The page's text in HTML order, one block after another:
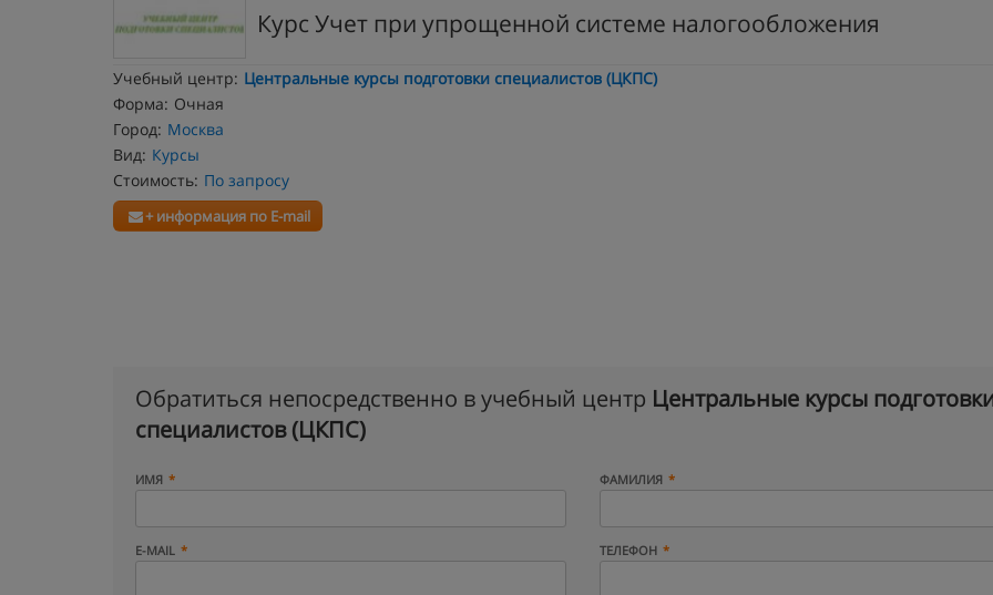
Курс Учет при упрощенной системе налогообложения
Учебный центр: Центральные курсы подготовки специалистов (ЦКПС)
Форма: Очная
Город: Москва
Вид: Курсы
Стоимость: По запросу
+ информация по E-mail
Обратиться непосредственно в учебный центр Центральные курсы
специалистов (ЦКПС)
ИМЯ ФАМИЛИЯ
E-MAIL ТЕЛЕФОН